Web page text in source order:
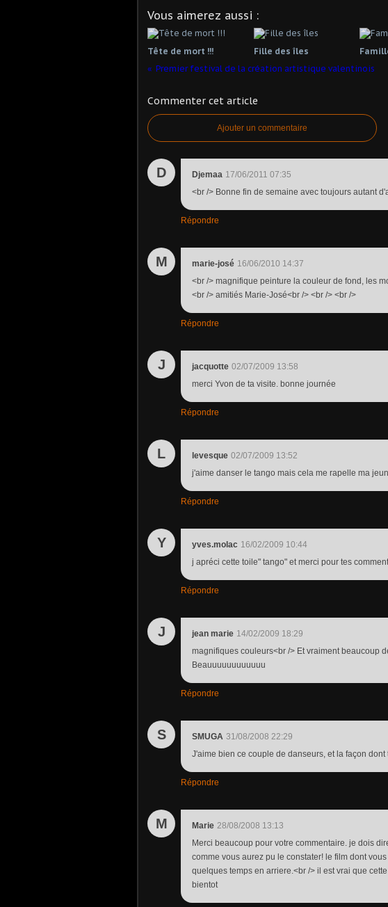
Vous aimerez aussi :
Tête de mort !!! Fille des îles
Premier festival de la création artistique valentinois
Commenter cet article
Ajouter un commentaire
D Djemaa 17/06/2011 07:35
<br /> Bonne fin de semaine avec toujours autant
Répondre
M marie-josé 16/06/2010 14:37
<br /> magnifique peinture la couleur de fond, les
<br /> amitiés Marie-José<br /> <br /> <br />
Répondre
J jacquotte 02/07/2009 13:58
merci Yvon de ta visite. bonne journée
Répondre
L levesque 02/07/2009 13:52
j'aime danser le tango mais cela me rapelle ma
Répondre
Y yves.molac 16/02/2009 10:44
j apréci cette toile" tango" et merci pour tes
Répondre
J jean marie 14/02/2009 18:29
magnifiques couleurs<br /> Et vraiment beaucoup
Beauuuuuuuuuuuu
Répondre
S SMUGA 31/08/2008 22:29
J'aime bien ce couple de danseurs, et la façon
Répondre
M Marie 28/08/2008 13:13
Merci beaucoup pour votre commentaire. je dois
comme vous aurez pu le constater! le film dont
quelques temps en arriere.<br /> il est vrai que
bientot